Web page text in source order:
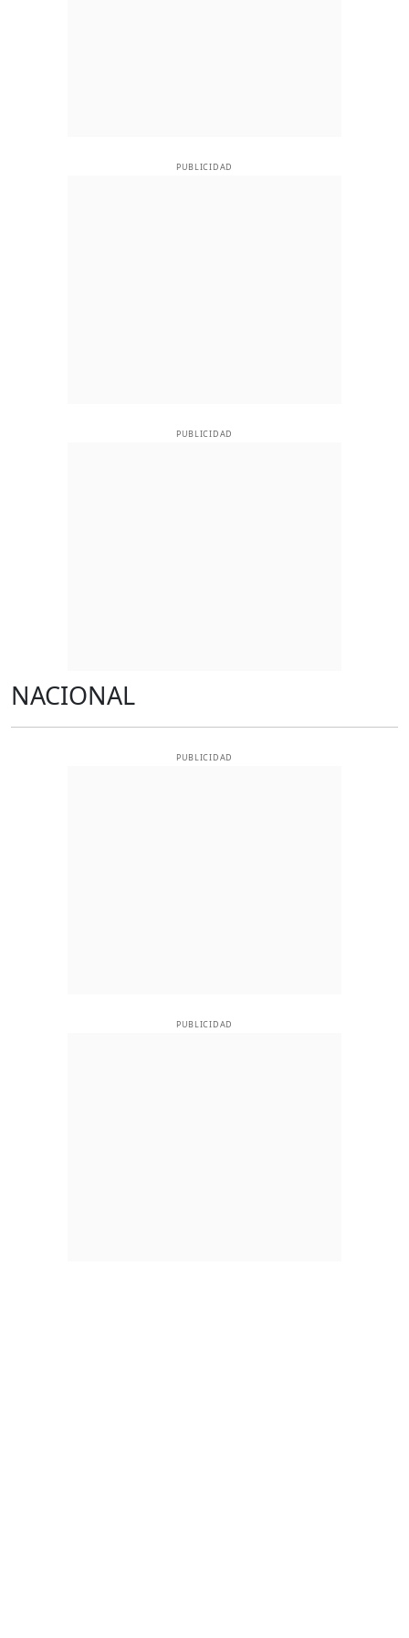
PUBLICIDAD
PUBLICIDAD
NACIONAL
PUBLICIDAD
PUBLICIDAD